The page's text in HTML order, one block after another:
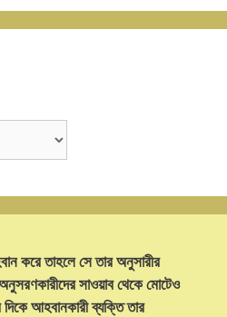
করে তাহলে সে তার অনুসারীর
সাওয়াব থেকে মোটেও
আহবানকারী ব্যক্তি তার